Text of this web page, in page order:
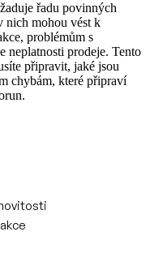
řadu povinných
nich mohou vést k
problémům s
neplatnosti prodeje. Tento
připravit, jaké jsou
chybám, které připraví